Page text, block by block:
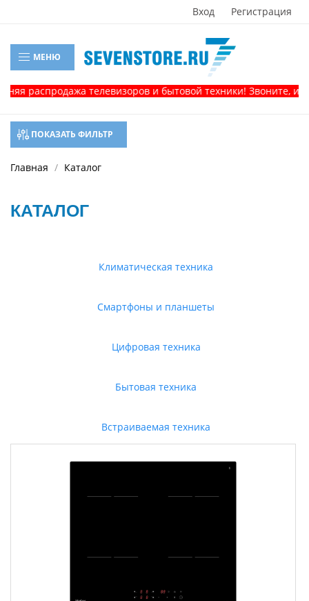
Вход Регистрация
МЕНЮ
телевизоров и бытовой техники! Звоните, и
ПОКАЗАТЬ ФИЛЬТР
Главная Каталог
КАТАЛОГ
Климатическая техника
Смартфоны и планшеты
Цифровая техника
Бытовая техника
Встраиваемая техника